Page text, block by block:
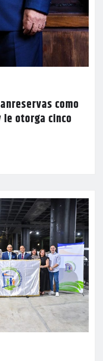
como
le otorga cinco